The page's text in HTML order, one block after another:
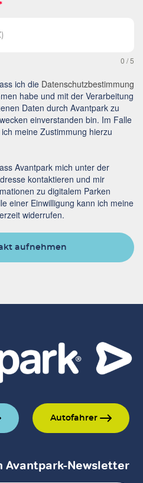
0 / 5
ich die Datenschutzbestimmung
habe und mit der Verarbeitung
Daten durch Avantpark zu
einverstanden bin. Im Falle
meine Zustimmung hierzu
Avantpark mich unter der
kontaktieren und mir
zu digitalem Parken
einer Einwilligung kann ich meine
widerrufen.
aufnehmen
Autofahrer
Avantpark-Newsletter